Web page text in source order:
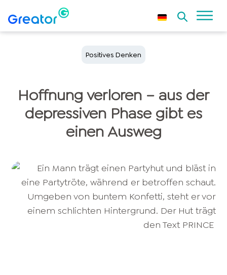
Positives Denken
Hoffnung verloren – aus der
depressiven Phase gibt es
einen Ausweg